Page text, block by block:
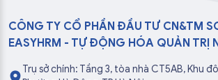
CÔNG TY CỔ PHẦN ĐẦU TƯ CN&TM
EASYHRM - TỰ ĐỘNG HÓA QUẢN TRỊ
Trụ sở chính: Tầng 3, tòa nhà CT5AB, Khu